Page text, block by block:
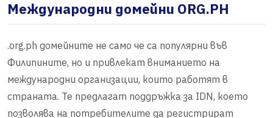
Международни домейни ORG.PH
.org.ph домейните не само че са популярни във
Филипините, но и привлекат вниманието на
международни организации, които работят в
страната. Те предлагат поддръжка за IDN, което
позволява на потребителите да регистрират